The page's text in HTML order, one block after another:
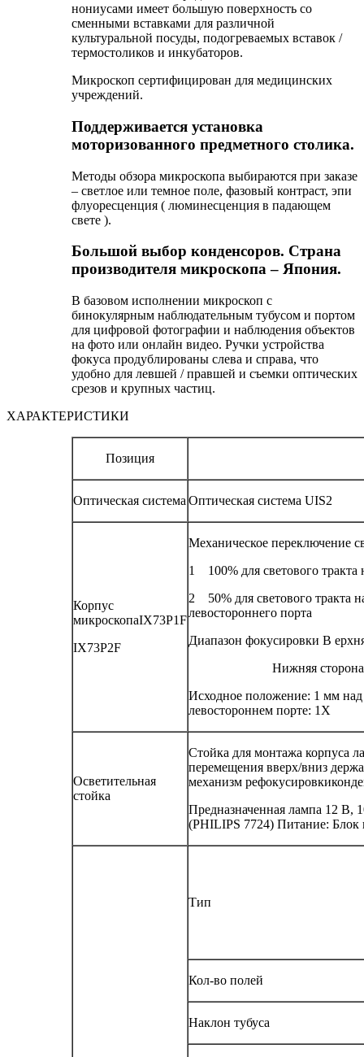
нониусами имеет большую поверхность со
сменными вставками для различной
культуральной посуды, подогреваемых вставок /
термостоликов и инкубаторов.
Микроскоп сертифицирован для медицинских
учреждений.
Поддерживается установка
моторизованного предметного столика.
Методы обзора микроскопа выбираются при заказе
– светлое или темное поле, фазовый контраст, эпи
флуоресценция ( люминесценция в падающем
свете ).
Большой выбор конденсоров. Страна
производителя микроскопа – Япония.
В базовом исполнении микроскоп с
бинокулярным наблюдательным тубусом и портом
для цифровой фотографии и наблюдения объектов
на фото или онлайн видео. Ручки устройства
фокуса продублированы слева и справа, что
удобно для левшей / правшей и съемки оптических
срезов и крупных частиц.
ХАРАКТЕРИСТИКИ
Позиция
Оптическая система Оптическая система UIS2
Корпус
микроскопаIX73P1F
IX73P2F
Механическое переключение
1 100% для светового тракта
2 50% для светового тракта
левостороннего порта
Диапазон фокусировки В
Нижняя
Исходное положение: 1 мм
левостороннем порте: 1X
Осветительная
стойка
Стойка для монтажа корпуса
перемещения вверх/вниз
механизм
Предназначенная лампа 12 В,
(PHILIPS 7724) Питание: Блок
Тип
Кол-во полей
Наклон тубуса